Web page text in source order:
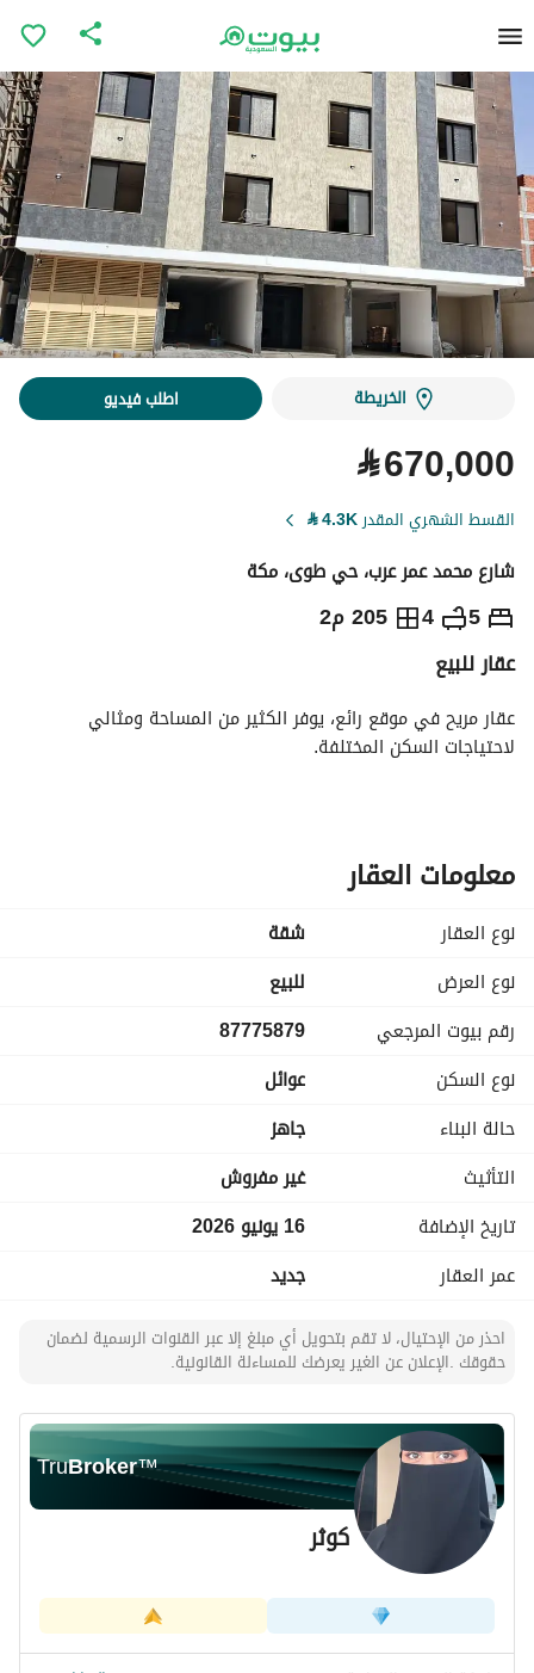
الخريطة اطلب فيديو
⃁670,000
القسط الشهري المقدر4.3K
⃁
شارع محمد عمر عرب، حي طوى، مكة
5
4 205 م2 ⃁
670,000
التفاصيل
عقار للبيع
لاحتياجات السكن المختلفة.
معلومات العقار
نوع العقار
شقة
نوع العرض
للبيع
رقم بيوت المرجعي
87775879
نوع السكن
عوائل
حالة البناء
جاهز
التأثيث
غير مفروش
تاريخ الإضافة
16 يونيو 2026
عمر العقار
جديد
احذر من الإحتيال، لا تقم بتحويل أي مبلغ إلا عبر القنوات الرسمية لضمان
حقوقك .الإعلان عن الغير يعرضك للمساءلة القانونية.
TruBroker™
كوثر